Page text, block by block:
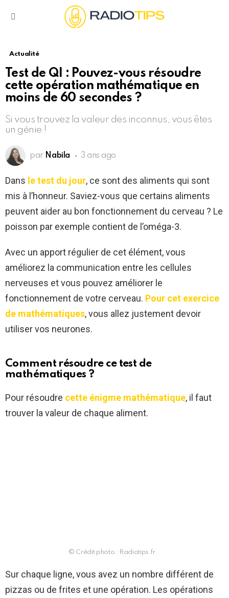
Actualité
Test de QI : Pouvez-vous résoudre
cette opération mathématique en
moins de 60 secondes ?
Si vous trouvez la valeur des inconnus, vous êtes
un génie !
par Nabila 3 ans ago
Dans le test du jour, ce sont des aliments qui sont
mis à l’honneur. Saviez-vous que certains aliments
peuvent aider au bon fonctionnement du cerveau ? Le
poisson par exemple contient de l’oméga-3.
Avec un apport régulier de cet élément, vous
améliorez la communication entre les cellules
nerveuses et vous pouvez améliorer le
fonctionnement de votre cerveau. Pour cet exercice
de mathématiques, vous allez justement devoir
utiliser vos neurones.
Comment résoudre ce test de
mathématiques ?
Pour résoudre cette énigme mathématique, il faut
trouver la valeur de chaque aliment.
© Crédit photo : Radiotips.fr
Sur chaque ligne, vous avez un nombre différent de
pizzas ou de frites et une opération. Les opérations